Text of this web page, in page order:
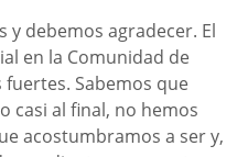
y debemos agradecer. El
en la Comunidad de
Sabemos que
casi al final, no hemos
acostumbramos a ser y,